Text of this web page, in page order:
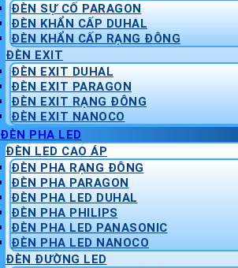
ĐÈN SỰ CỐ PARAGON
ĐÈN KHẨN CẤP DUHAL
ĐÈN KHẨN CẤP RẠNG ĐÔNG
ĐÈN EXIT
ĐÈN EXIT DUHAL
ĐÈN EXIT PARAGON
ĐÈN EXIT RẠNG ĐÔNG
ĐÈN EXIT NANOCO
ĐÈN PHA LED
ĐÈN LED CAO ÁP
ĐÈN PHA RẠNG ĐÔNG
ĐÈN PHA PARAGON
ĐÈN PHA LED DUHAL
ĐÈN PHA PHILIPS
ĐÈN PHA LED PANASONIC
ĐÈN PHA LED NANOCO
ĐÈN ĐƯỜNG LED